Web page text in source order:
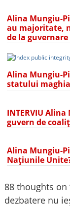
Alina Mungiu-
au majoritate,
de la guvernare
Alina Mungiu-
statului
INTERVIU
guvern de
Alina Mungiu-
Națiunile
88 thoughts on
dezbatere nu